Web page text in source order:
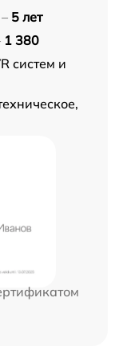
5 лет
1 380
систем и